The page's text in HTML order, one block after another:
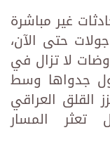
غير مباشرة
حتى الآن،
لا تزال في
جدواها وسط
القلق العراقي
تعثر المسار